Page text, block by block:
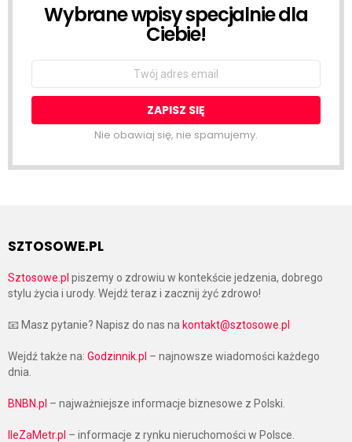
NEWSLETTER
Wybrane wpisy specjalnie dla
Ciebie!
Email
Nie obawiaj się, nie spamujemy.
SZTOSOWE.PL
Sztosowe.pl piszemy o zdrowiu w kontekście jedzenia, dobrego
stylu życia i urody. Wejdź teraz i zacznij żyć zdrowo!
📧 Masz pytanie? Napisz do nas na kontakt@sztosowe.pl
Wejdź także na: Godzinnik.pl – najnowsze wiadomości każdego
dnia.
BNBN.pl – najważniejsze informacje biznesowe z Polski.
IleZaMetr.pl – informacje z rynku nieruchomości w Polsce.